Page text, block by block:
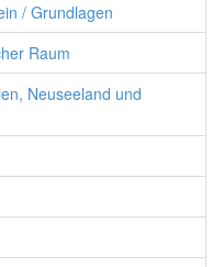
/ Grundlagen
Raum
Neuseeland und